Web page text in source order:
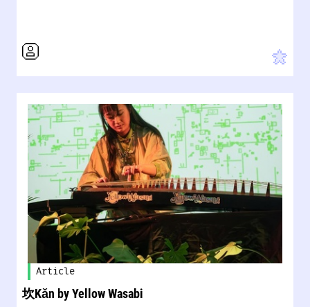
Article
坎Kǎn by Yellow Wasabi